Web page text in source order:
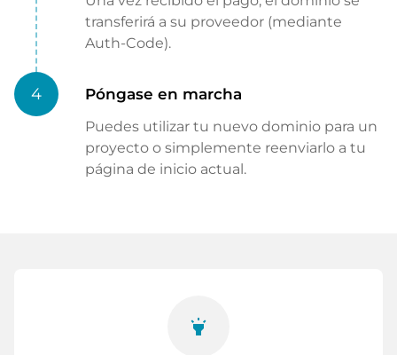
transferirá a su proveedor (mediante
Auth-Code).
4 Póngase en marcha
Puedes utilizar tu nuevo dominio para un
proyecto o simplemente reenviarlo a tu
página de inicio actual.
highlight